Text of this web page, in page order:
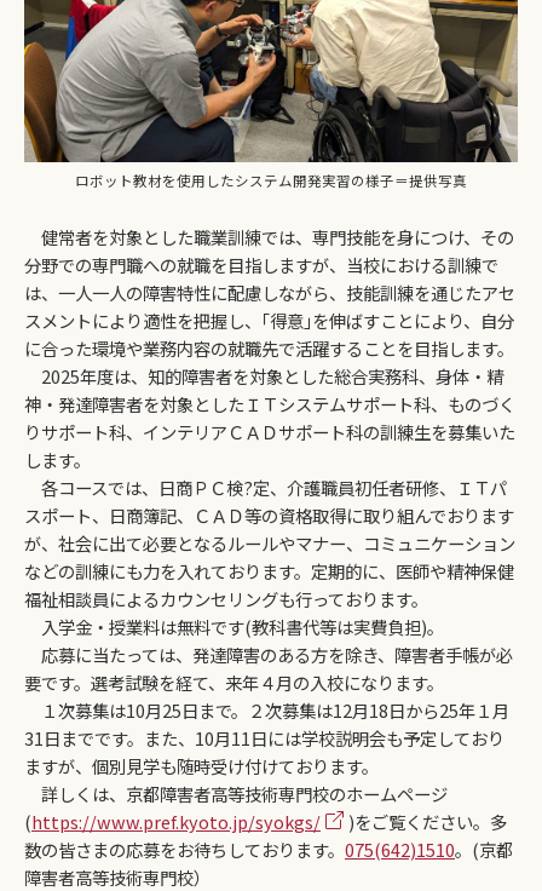
ロボット教材を使用したシステム開発実習の様子＝提供写真
健常者を対象とした職業訓練では、専門技能を身につけ、その
分野での専門職への就職を目指しますが、当校における訓練で
は、一人一人の障害特性に配慮しながら、技能訓練を通じたアセ
スメントにより適性を把握し、｢得意｣を伸ばすことにより、自分
に合った環境や業務内容の就職先で活躍することを目指します。
2025年度は、知的障害者を対象とした総合実務科、身体・精
神・発達障害者を対象としたＩＴシステムサポート科、ものづく
りサポート科、インテリアＣＡＤサポート科の訓練生を募集いた
します。
各コースでは、日商ＰＣ検?定、介護職員初任者研修、ＩＴパ
スポート、日商簿記、ＣＡＤ等の資格取得に取り組んでおります
が、社会に出て必要となるルールやマナー、コミュニケーション
などの訓練にも力を入れております。定期的に、医師や精神保健
福祉相談員によるカウンセリングも行っております。
入学金・授業料は無料です(教科書代等は実費負担)。
応募に当たっては、発達障害のある方を除き、障害者手帳が必
要です。選考試験を経て、来年４月の入校になります。
１次募集は10月25日まで。２次募集は12月18日から25年１月
31日までです。また、10月11日には学校説明会も予定しており
ますが、個別見学も随時受け付けております。
詳しくは、京都障害者高等技術専門校のホームページ
(https://www.pref.kyoto.jp/syokgs/
)をご覧ください。多
数の皆さまの応募をお待ちしております。 075(642)1510。(京都
障害者高等技術専門校）